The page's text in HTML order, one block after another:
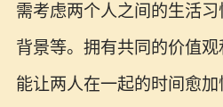
需考虑两个人之间的生活
背景等。拥有共同的价值观
能让两人在一起的时间愈